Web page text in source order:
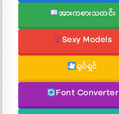
အားကစားသတင်း
Sexy Models
ရုပ်ရှင်
Font Converter